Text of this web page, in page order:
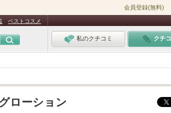
会員登録(無料)
ベストコスメ
私のクチコミ クチ
ローション